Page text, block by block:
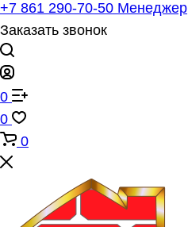
+7 861 290-70-50 Менеджер
Заказать звонок
0
0
0